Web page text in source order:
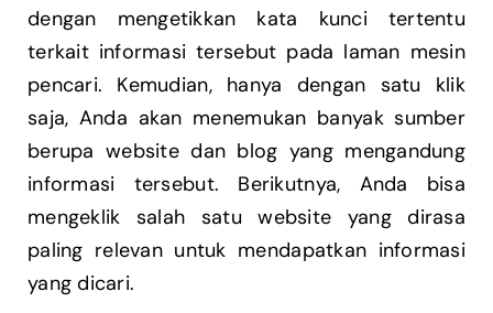
dengan mengetikkan kata kunci tertentu
terkait informasi tersebut pada laman mesin
pencari. Kemudian, hanya dengan satu klik
saja, Anda akan menemukan banyak sumber
berupa website dan blog yang mengandung
informasi tersebut. Berikutnya, Anda bisa
mengeklik salah satu website yang dirasa
paling relevan untuk mendapatkan informasi
yang dicari.